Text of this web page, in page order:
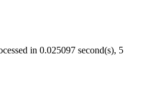
in 0.025097 second(s), 5